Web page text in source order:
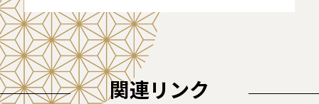
関連リンク